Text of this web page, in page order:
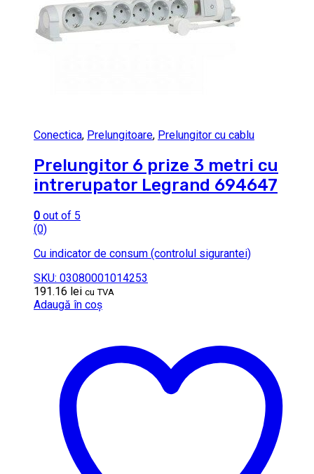
Conectica, Prelungitoare, Prelungitor cu cablu
Prelungitor 6 prize 3 metri cu
intrerupator Legrand 694647
0 out of 5
(0)
Cu indicator de consum (controlul sigurantei)
SKU: 03080001014253
191.16 lei cu TVA
Adaugă în coș